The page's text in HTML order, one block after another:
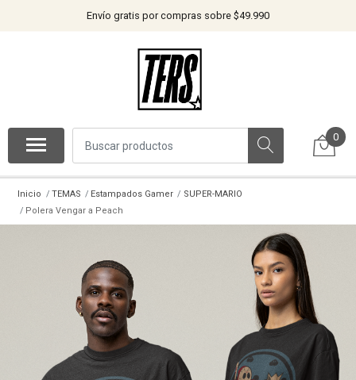
Envío gratis por compras sobre $49.990
0
Inicio TEMAS Estampados Gamer
SUPER-MARIO
Polera Vengar a Peach